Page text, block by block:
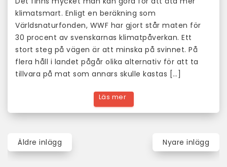
klimatsmart. Enligt en beräkning som
Världsnaturfonden, WWF har gjort står maten för
30 procent av svenskarnas klimatpåverkan. Ett
stort steg på vägen är att minska på svinnet. På
flera håll i landet pågår olika alternativ för att ta
tillvara på mat som annars skulle kastas […]
Inläggsnavigering
Äldre inlägg Nyare inlägg